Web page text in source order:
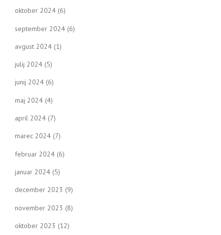
oktober 2024 (6)
september 2024 (6)
avgust 2024 (1)
julij 2024 (5)
junij 2024 (6)
maj 2024 (4)
april 2024 (7)
marec 2024 (7)
februar 2024 (6)
januar 2024 (5)
december 2023 (9)
november 2023 (8)
oktober 2023 (12)